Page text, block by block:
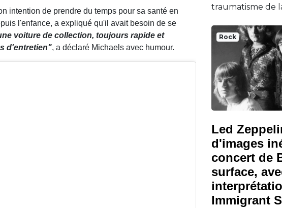
intention de prendre du temps pour sa santé en
l'enfance, a expliqué qu'il avait besoin de se
voiture de collection, toujours rapide et
d'entretien", a déclaré Michaels avec humour.
traumatisme de
Rock
Led
d'images
concert de
surface,
Immigrant